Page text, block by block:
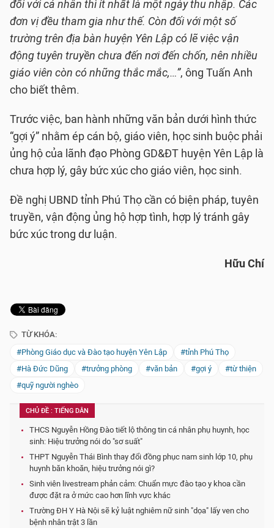
đối với cá nhân thì ít nhất là một ngày thu nhập. Các
đơn vị đều tham gia như thế. Còn đối với một số
trường trên địa bàn huyện Yên Lập có lẽ việc vận
động tuyên truyền chưa đến nơi đến chốn, nên nhiều
giáo viên còn có những thắc mắc,…”, ông Tuấn Anh
cho biết thêm.
Trước việc, ban hành những văn bản dưới hình thức
“gợi ý” nhằm ép cán bộ, giáo viên, học sinh buộc phải
ủng hộ của lãnh đạo Phòng GD&ĐT huyện Yên Lập là
chưa hợp lý, gây bức xúc cho giáo viên, học sinh.
Đề nghị UBND tỉnh Phú Thọ cần có biện pháp, tuyên
truyền, vận động ủng hộ hợp tình, hợp lý tránh gây
bức xúc trong dư luận.
Hữu Chí
TỪ KHÓA:
#Phòng Giáo dục và Đào tạo huyện Yên Lập
#tỉnh Phú Thọ
#Hà Đức Dũng
#trưởng phòng #văn bản #gợi ý
#từ thiện
#quỹ người nghèo
CHỦ ĐỀ : TIẾNG DÂN
THCS Nguyễn Hồng Đào tiết lộ thông tin cá nhân phụ huynh, học
sinh: Hiệu trưởng nói do "sơ suất"
THPT Nguyễn Thái Bình thay đổi đồng phục nam sinh lớp 10, phụ
huynh băn khoăn, hiệu trưởng nói gì?
Sinh viên livestream phản cảm: Chuẩn mực đào tạo y khoa cần
được đặt ra ở mức cao hơn lĩnh vực khác
Trường ĐH Y Hà Nội sẽ kỷ luật nghiêm nữ sinh "dọa" lấy ven cho
bệnh nhân trật 3 lần